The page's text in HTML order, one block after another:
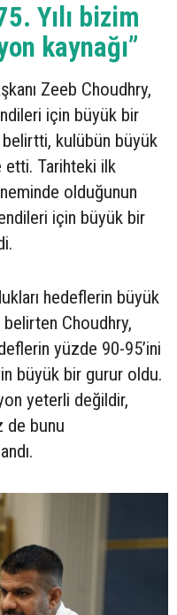
Yılı bizim
kaynağı”
Zeeb Choudhry,
için büyük bir
kulübün büyük
etti. Tarihteki ilk
olduğunun
için büyük bir
hedeflerin büyük
Choudhry,
yüzde 90-95’ini
büyük bir gurur oldu.
yeterli değildir,
de bunu